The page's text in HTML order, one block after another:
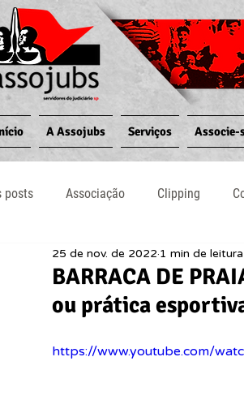
A Assojubs Serviços Associe-
posts Associação Clipping
Jornal O Processo Judiciário
BARRACA DE
ou prática
25 de nov. de 2022 1 min de leitura
https://www.youtube.com/